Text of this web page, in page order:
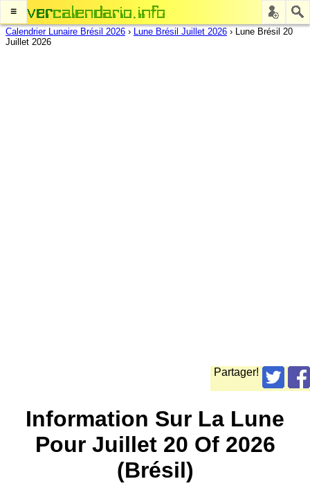
≡
Calendrier Lunaire Brésil 2026 › Lune Brésil Juillet 2026 › Lune Brésil 20
Juillet 2026
Partager!
Information Sur La Lune
Pour Juillet 20 Of 2026
(Brésil)